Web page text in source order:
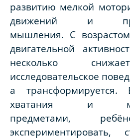
развитию мелкой
движений и
мышления. С
двигательной
несколько
исследовательское
а трансформируется.
хватания и
предметами,
экспериментировать,